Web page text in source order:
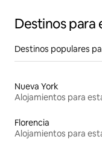
Destinos para
Destinos populares
Nueva York
Florencia